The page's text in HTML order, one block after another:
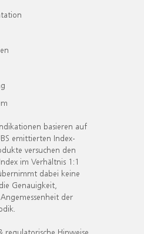
basieren auf
emittierten Index-
versuchen den
im Verhältnis 1:1
dabei keine
Genauigkeit,
der